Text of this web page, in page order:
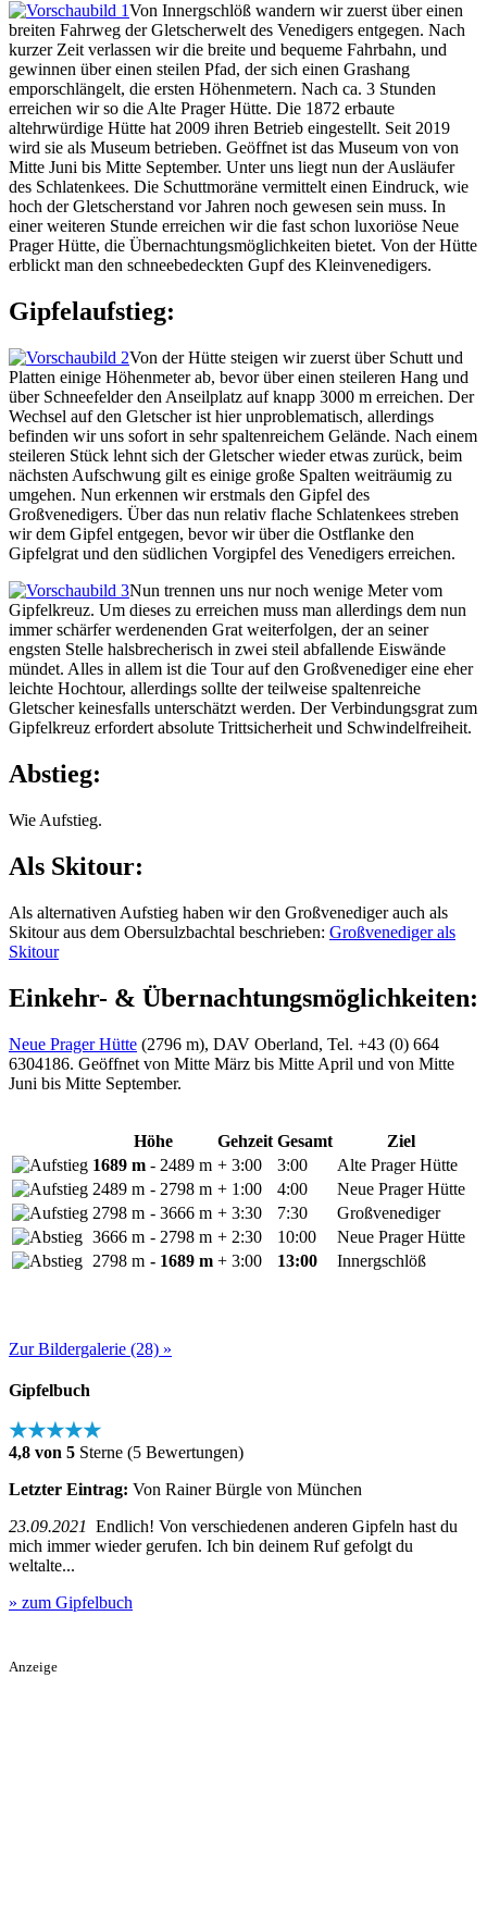
Von Innergschlöß wandern wir zuerst über einen
breiten Fahrweg der Gletscherwelt des Venedigers entgegen. Nach
kurzer Zeit verlassen wir die breite und bequeme Fahrbahn, und
gewinnen über einen steilen Pfad, der sich einen Grashang
emporschlängelt, die ersten Höhenmetern. Nach ca. 3 Stunden
erreichen wir so die Alte Prager Hütte. Die 1872 erbaute
altehrwürdige Hütte hat 2009 ihren Betrieb eingestellt. Seit 2019
wird sie als Museum betrieben. Geöffnet ist das Museum von von
Mitte Juni bis Mitte September. Unter uns liegt nun der Ausläufer
des Schlatenkees. Die Schuttmoräne vermittelt einen Eindruck, wie
hoch der Gletscherstand vor Jahren noch gewesen sein muss. In
einer weiteren Stunde erreichen wir die fast schon luxoriöse Neue
Prager Hütte, die Übernachtungsmöglichkeiten bietet. Von der Hütte
erblickt man den schneebedeckten Gupf des Kleinvenedigers.
Gipfelaufstieg:
Von der Hütte steigen wir zuerst über Schutt und
Platten einige Höhenmeter ab, bevor über einen steileren Hang und
über Schneefelder den Anseilplatz auf knapp 3000 m erreichen. Der
Wechsel auf den Gletscher ist hier unproblematisch, allerdings
befinden wir uns sofort in sehr spaltenreichem Gelände. Nach einem
steileren Stück lehnt sich der Gletscher wieder etwas zurück, beim
nächsten Aufschwung gilt es einige große Spalten weiträumig zu
umgehen. Nun erkennen wir erstmals den Gipfel des
Großvenedigers. Über das nun relativ flache Schlatenkees streben
wir dem Gipfel entgegen, bevor wir über die Ostflanke den
Gipfelgrat und den südlichen Vorgipfel des Venedigers erreichen.
Nun trennen uns nur noch wenige Meter vom
Gipfelkreuz. Um dieses zu erreichen muss man allerdings dem nun
immer schärfer werdenenden Grat weiterfolgen, der an seiner
engsten Stelle halsbrecherisch in zwei steil abfallende Eiswände
mündet. Alles in allem ist die Tour auf den Großvenediger eine eher
leichte Hochtour, allerdings sollte der teilweise spaltenreiche
Gletscher keinesfalls unterschätzt werden. Der Verbindungsgrat zum
Gipfelkreuz erfordert absolute Trittsicherheit und Schwindelfreiheit.
Abstieg:
Wie Aufstieg.
Als Skitour:
Als alternativen Aufstieg haben wir den Großvenediger auch als
Skitour aus dem Obersulzbachtal beschrieben: Großvenediger als
Skitour
Einkehr- & Übernachtungsmöglichkeiten:
Neue Prager Hütte (2796 m), DAV Oberland, Tel. +43 (0) 664
6304186. Geöffnet von Mitte März bis Mitte April und von Mitte
Juni bis Mitte September.
Höhe Gehzeit Gesamt
Ziel
1689 m - 2489 m + 3:00 3:00
Alte Prager Hütte
2489 m - 2798 m + 1:00 4:00
Neue Prager Hütte
2798 m - 3666 m + 3:30 7:30
Großvenediger
3666 m - 2798 m + 2:30 10:00
Neue Prager Hütte
2798 m - 1689 m + 3:00 13:00 Innergschlöß
Zur Bildergalerie (28) »
Gipfelbuch
★★★★★
4,8 von 5 Sterne (5 Bewertungen)
Letzter Eintrag: Von Rainer Bürgle von München
23.09.2021 Endlich! Von verschiedenen anderen Gipfeln hast du
mich immer wieder gerufen. Ich bin deinem Ruf gefolgt du
weltalte...
» zum Gipfelbuch
Anzeige